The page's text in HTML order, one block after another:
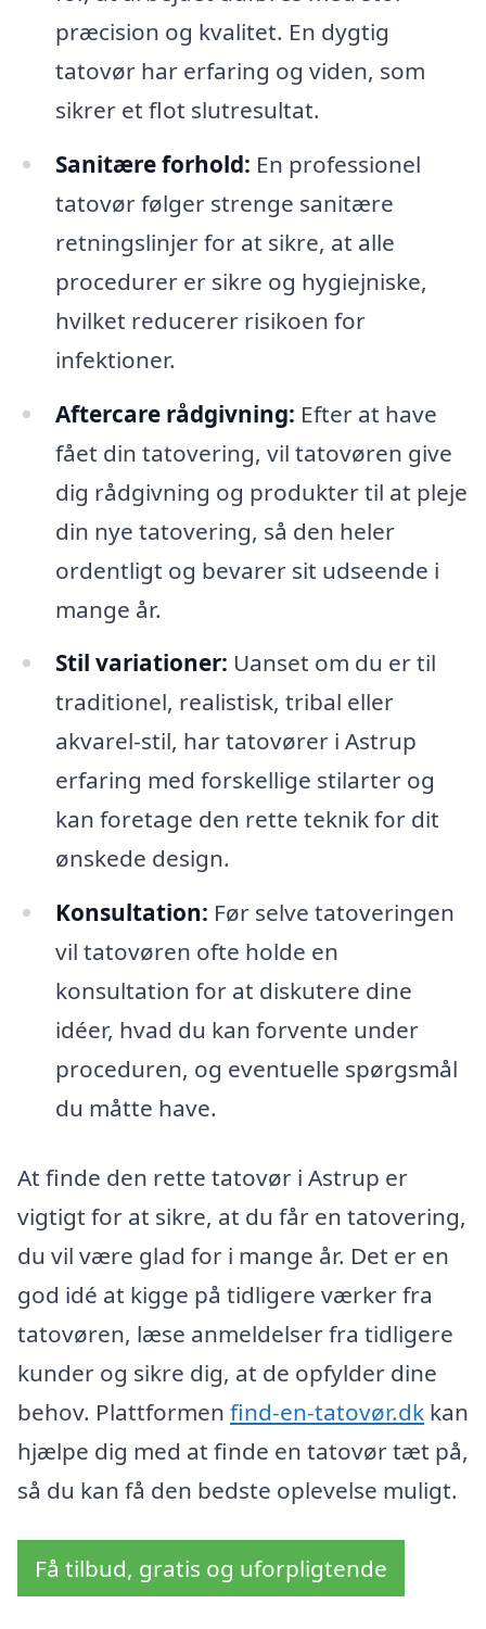
præcision og kvalitet. En dygtig
tatovør har erfaring og viden, som
sikrer et flot slutresultat.
Sanitære forhold: En professionel
tatovør følger strenge sanitære
retningslinjer for at sikre, at alle
procedurer er sikre og hygiejniske,
hvilket reducerer risikoen for
infektioner.
Aftercare rådgivning: Efter at have
fået din tatovering, vil tatovøren give
dig rådgivning og produkter til at pleje
din nye tatovering, så den heler
ordentligt og bevarer sit udseende i
mange år.
Stil variationer: Uanset om du er til
traditionel, realistisk, tribal eller
akvarel-stil, har tatovører i Astrup
erfaring med forskellige stilarter og
kan foretage den rette teknik for dit
ønskede design.
Konsultation: Før selve tatoveringen
vil tatovøren ofte holde en
konsultation for at diskutere dine
idéer, hvad du kan forvente under
proceduren, og eventuelle spørgsmål
du måtte have.
At finde den rette tatovør i Astrup er
vigtigt for at sikre, at du får en tatovering,
du vil være glad for i mange år. Det er en
god idé at kigge på tidligere værker fra
tatovøren, læse anmeldelser fra tidligere
kunder og sikre dig, at de opfylder dine
behov. Plattformen find-en-tatovør.dk kan
hjælpe dig med at finde en tatovør tæt på,
så du kan få den bedste oplevelse muligt.
Få tilbud, gratis og uforpligtende